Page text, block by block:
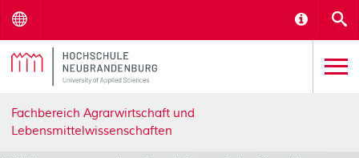
Fachbereich Agrarwirtschaft und
Lebensmittelwissenschaften